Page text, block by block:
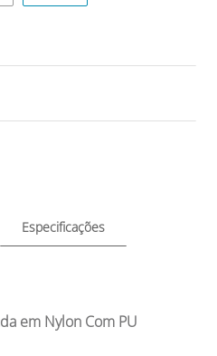
Especificações
em Nylon Com PU